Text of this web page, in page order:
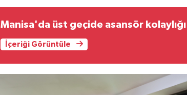
Manisa'da üst geçide asansör kolaylığı
İçeriği Görüntüle